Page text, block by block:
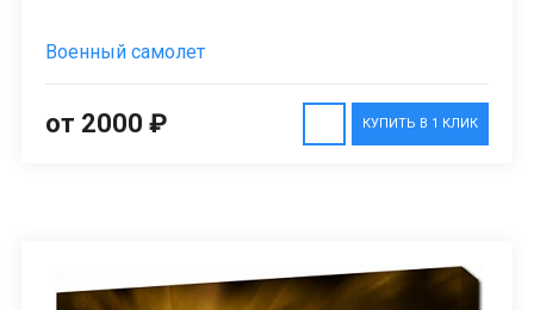
Военный самолет
КУПИТЬ В 1 КЛИК
от 2000 ₽